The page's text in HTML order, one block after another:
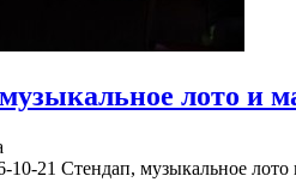
лото и
10-21 Стендап, музыкальное